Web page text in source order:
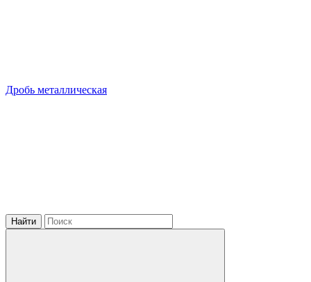
Дробь металлическая
Найти